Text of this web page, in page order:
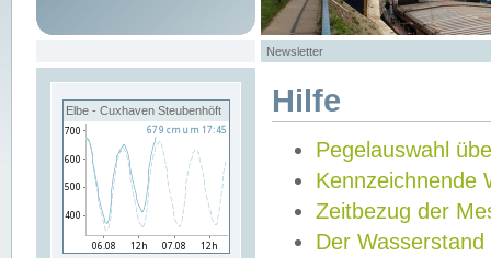
Newsletter
Elbe - Cuxhaven Steubenhöft Hilfe
Pegelauswahl
Kennzeichnende
Zeitbezug der
Der Wasserstand